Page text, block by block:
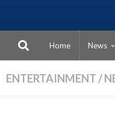
Home News
ENTERTAINMENT /